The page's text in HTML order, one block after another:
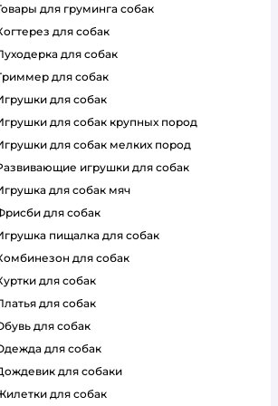
товары для груминга собак
когтерез для собак
пуходерка для собак
триммер для собак
игрушки для собак
игрушки для собак крупных пород
игрушки для собак мелких пород
развивающие игрушки для собак
игрушка для собак мяч
фрисби для собак
игрушка пищалка для собак
комбинезон для собак
куртки для собак
платья для собак
обувь для собак
одежда для собак
дождевик для собаки
жилетки для собак